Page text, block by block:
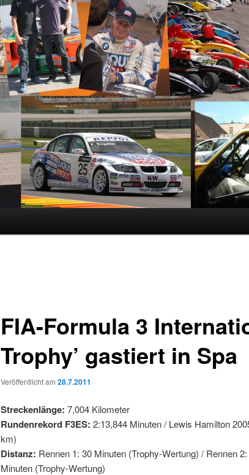
FIA-Formula 3
Trophy’ gastiert in Spa
Veröffentlicht am 28.7.2011
Streckenlänge: 7,004 Kilometer
Rundenrekord F3ES: 2:13,844 Minuten / Lewis Hamilton
km)
Distanz: Rennen 1: 30 Minuten (Trophy-Wertung) / Rennen
Minuten (Trophy-Wertung)